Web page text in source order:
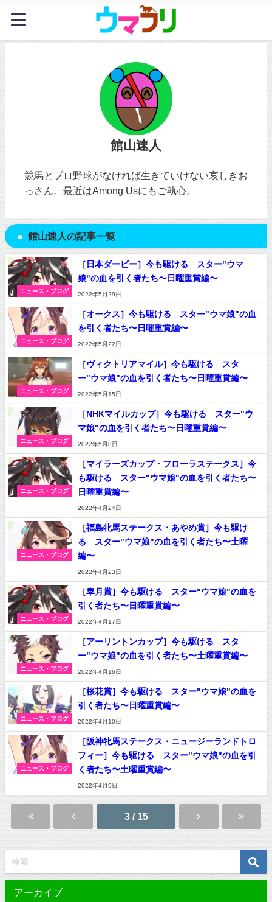
館山速人
競馬とプロ野球がなければ生きていけない哀しきお
っさん。最近はAmong Usにもご執心。
館山速人の記事一覧
ニュース・ブログ
［日本ダービー］今も駆ける スター"ウマ
娘"の血を引く者たち〜日曜重賞編〜
2022年5月29日
ニュース・ブログ
［オークス］今も駆ける スター"ウマ娘"の血
を引く者たち〜日曜重賞編〜
2022年5月22日
ニュース・ブログ
［ヴィクトリアマイル］今も駆ける スタ
ー"ウマ娘"の血を引く者たち〜日曜重賞編〜
2022年5月15日
ニュース・ブログ
［NHKマイルカップ］今も駆ける スター"ウ
マ娘"の血を引く者たち〜日曜重賞編〜
2022年5月8日
ニュース・ブログ
［マイラーズカップ・フローラステークス］今
も駆ける スター"ウマ娘"の血を引く者たち〜
日曜重賞編〜
2022年4月24日
ニュース・ブログ
［福島牝馬ステークス・あやめ賞］今も駆け
る スター"ウマ娘"の血を引く者たち〜土曜
編〜
2022年4月23日
ニュース・ブログ
［皐月賞］今も駆ける スター"ウマ娘"の血を
引く者たち〜日曜重賞編〜
2022年4月17日
ニュース・ブログ
［アーリントンカップ］今も駆ける スタ
ー"ウマ娘"の血を引く者たち〜土曜重賞編〜
2022年4月16日
ニュース・ブログ
［桜花賞］今も駆ける スター"ウマ娘"の血を
引く者たち〜日曜重賞編〜
2022年4月10日
ニュース・ブログ
［阪神牝馬ステークス・ニュージーランドトロ
フィー］今も駆ける スター"ウマ娘"の血を引
く者たち〜土曜重賞編〜
2022年4月9日
3 / 15
アーカイブ